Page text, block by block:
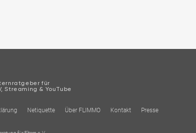
für
Streaming & YouTube
Netiquette Über FLIMMO Kontakt Presse